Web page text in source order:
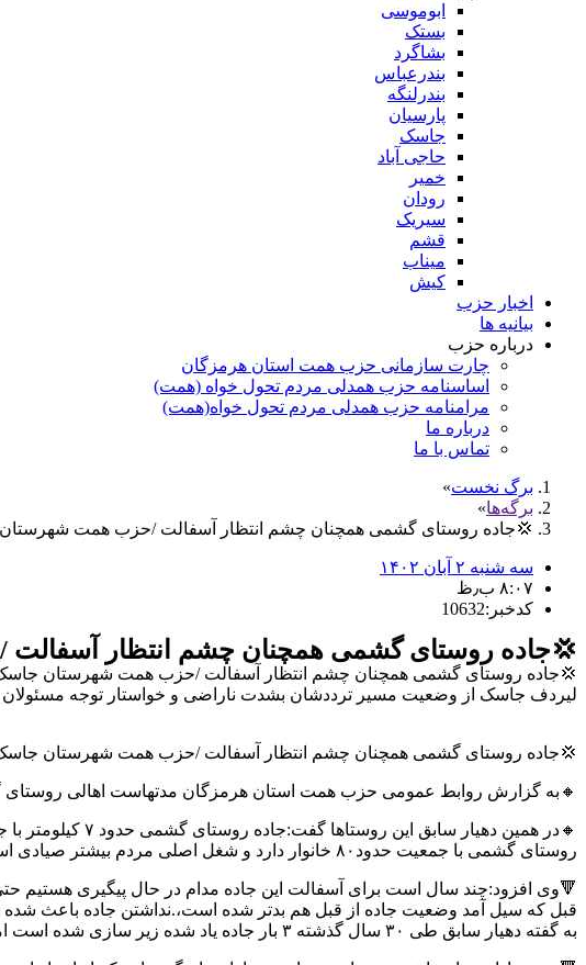
ابوموسی
بستک
بشاگرد
بندرعباس
بندرلنگه
پارسیان
جاسک
حاجی آباد
خمیر
رودان
سیریک
قشم
میناب
کیش
اخبار حزب
بیانیه ها
درباره حزب
چارت سازمانی حزب همت استان هرمزگان
اساسنامه حزب همدلی مردم تحول خواه (همت)
مرامنامه حزب همدلی مردم تحول خواه(همت)
درباره ما
تماس با ما
برگ نخست
برگه‌ها
💢جاده روستای گشمی همچنان چشم انتظار آسفالت /حزب همت
سه شنبه ۲ آبان ۱۴۰۲
۸:۰۷ ب٫ظ
کدخبر:10632
💢جاده روستای گشمی همچنان چشم انتظار
💢جاده روستای گشمی همچنان چشم انتظار آسفالت /حزب همت شهرستان
لیردف جاسک از وضعیت مسیر ترددشان بشدت ناراضی و خواستار توجه
💢جاده روستای گشمی همچنان چشم انتظار آسفالت /حزب همت شهرستان
🔸به گزارش روابط عمومی حزب همت استان هرمزگان مدتهاست اهالی
🔸در همین دهیار سابق این روستاها گفت:جاده روستای گشمی حدود ۷ کیلومتر با جاده اصلی و ۱۲ کیلومتر با ساحل فاصله دارد و تردد در این جاده خاکی واقعا رنج آور است.
روستای گشمی با جمعیت حدود۸۰ خانوار دارد و شغل اصلی مردم بیشتر صیادی است و مشکل اصلی روستا جاده ی خاکی است که ۳ دهه است مایه عذاب مردم شده است
🔻وی افزود:چند سال است برای آسفالت این جاده مدام در حال پیگیری هستیم
قبل که سیل آمد وضعیت جاده از قبل هم بدتر شده است،.نداشتن جاده باعث
به گفته دهیار سابق طی ۳۰ سال گذشته ۳ بار جاده یاد شده زیر سازی شده است اما هر سه بار آسفالت نشده و همین امر باعث از بین رفتن زیر سازی جاده و یا به تعبیری هدر رفت بیت المال شده است